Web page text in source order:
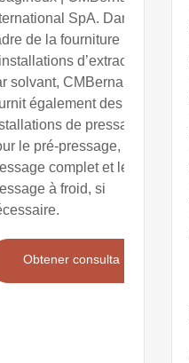
SpA. Dans le
de la fourniture
d’extraction
solvant, CMBernardini
également des
de pressage
le pré-pressage, le
complet et le
à froid, si
Obtener consulta